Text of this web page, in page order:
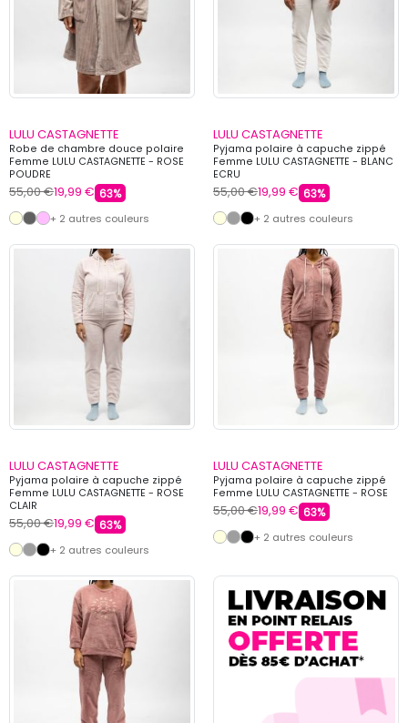
LULU CASTAGNETTE
Robe de chambre douce polaire
Femme LULU CASTAGNETTE - ROSE
POUDRE
55,00 €19,99 € 63%
+ 2 autres couleurs
LULU CASTAGNETTE
Pyjama polaire à capuche zippé
Femme LULU CASTAGNETTE - BLANC
ECRU
55,00 €19,99 € 63%
+ 2 autres couleurs
LULU CASTAGNETTE
Pyjama polaire à capuche zippé
Femme LULU CASTAGNETTE - ROSE
CLAIR
55,00 €19,99 € 63%
+ 2 autres couleurs
LULU CASTAGNETTE
Pyjama polaire à capuche zippé
Femme LULU CASTAGNETTE - ROSE
55,00 €19,99 € 63%
+ 2 autres couleurs